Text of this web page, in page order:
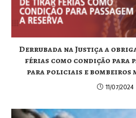
Derrubada na Justiça a
férias como condição para
para policiais e
11/07/2024